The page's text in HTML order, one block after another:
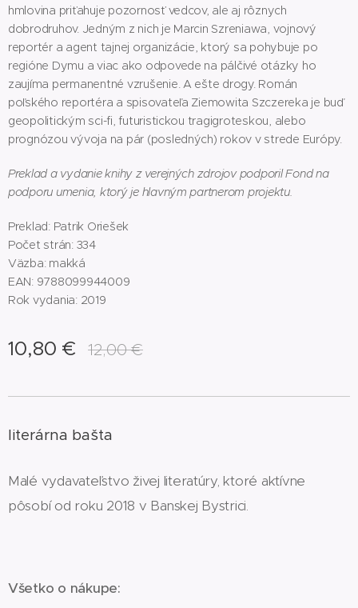
hmlovina priťahuje pozornosť vedcov, ale aj rôznych
dobrodruhov. Jedným z nich je Marcin Szreniawa, vojnový
reportér a agent tajnej organizácie, ktorý sa pohybuje po
regióne Dymu a viac ako odpovede na pálčivé otázky ho
zaujíma permanentné vzrušenie. A ešte drogy. Román
poľského reportéra a spisovateľa Ziemowita Szczereka je buď
geopolitickým sci-fi, futuristickou tragigroteskou, alebo
prognózou vývoja na pár (posledných) rokov v strede Európy.
Preklad a vydanie knihy z verejných zdrojov podporil Fond na
podporu umenia, ktorý je hlavným partnerom projektu.
Preklad: Patrik Oriešek
Počet strán: 334
Väzba: makká
EAN: 9788099944009
Rok vydania: 2019
10,80 € 12,00€
literárna bašta
Malé vydavateľstvo živej literatúry, ktoré aktívne
pôsobí od roku 2018 v Banskej Bystrici.
Všetko o nákupe: